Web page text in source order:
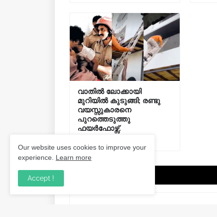
വാതിൽ ലോക്കായി
മുറിയിൽ കുടുങ്ങി; രണ്ടു
വയസ്സുകാരനെ
പുറത്തെടുത്തു
ഫയർഫോഴ്സ്.
Our website uses cookies to improve your
experience. Learn more
Accept !